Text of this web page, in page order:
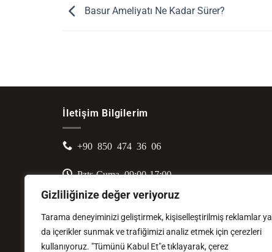
Gizliliğinize değer veriyoruz
Tarama deneyiminizi geliştirmek, kişiselleştirilmiş reklamlar ya
da içerikler sunmak ve trafiğimizi analiz etmek için çerezleri
kullanıyoruz. "Tümünü Kabul Et"e tıklayarak, çerez
Basur Ameliyatı Ne Kadar Sürer?
İletişim Bilgilerim
+90 850 474 36 06
Pzts-Cuma 09:00-17:00
Ankara Bilkent Şehir Hastanesi (Üniversiteler
Mahallesi 1604. Cadde No: 9 Çankaya/ANKARA)